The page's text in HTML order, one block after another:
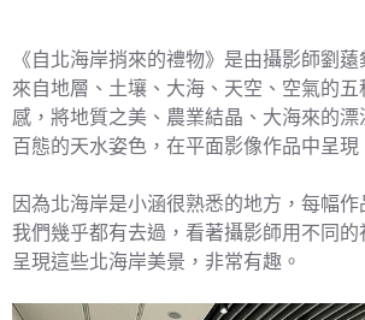
《自北海岸捎來的禮物》是由攝影師劉
來自地層、土壤、大海、天空、空氣的五
感，將地質之美、農業結晶、大海來的漂
百態的天水姿色，在平面影像作品中呈現
因為北海岸是小涵很熟悉的地方，每幅
我們幾乎都有去過，看著攝影師用不同的
呈現這些北海岸美景，非常有趣。